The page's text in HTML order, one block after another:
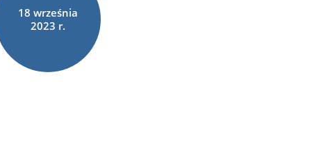
18września
2023 r.